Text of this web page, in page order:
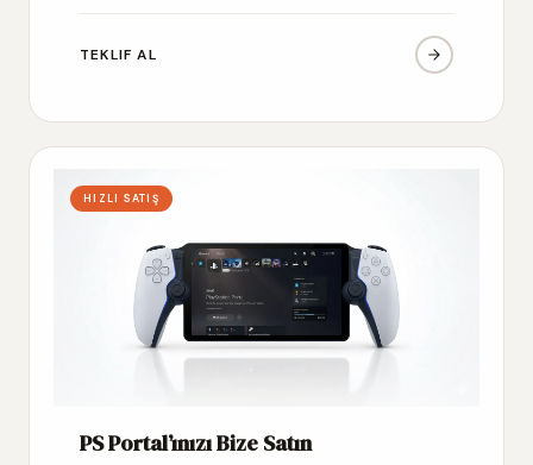
TEKLIF AL
HIZLI SATIŞ
PS Portal’ınızı Bize Satın